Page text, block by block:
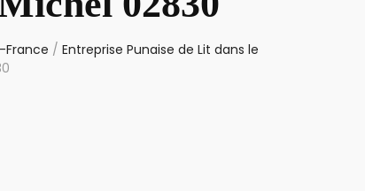
France / Entreprise Punaise de Lit dans le